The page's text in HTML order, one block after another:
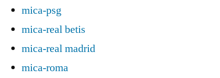
mica-psg
mica-real betis
mica-real madrid
mica-roma